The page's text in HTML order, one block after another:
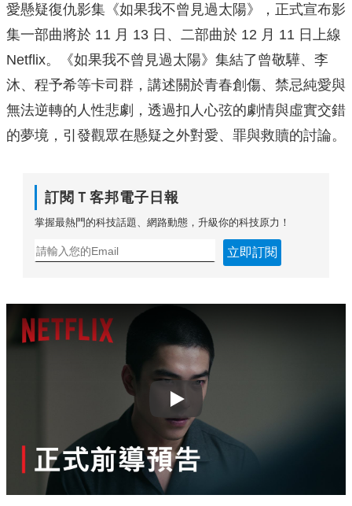
愛懸疑復仇影集《如果我不曾見過太陽》，正式宣布影
集一部曲將於 11 月 13 日、二部曲於 12 月 11 日上線
Netflix。《如果我不曾見過太陽》集結了曾敬驊、李
沐、程予希等卡司群，講述關於青春創傷、禁忌純愛與
無法逆轉的人性悲劇，透過扣人心弦的劇情與虛實交錯
的夢境，引發觀眾在懸疑之外對愛、罪與救贖的討論。
訂閱Ｔ客邦電子日報
掌握最熱門的科技話題、網路動態，升級你的科技原力！
立即訂閱
Play